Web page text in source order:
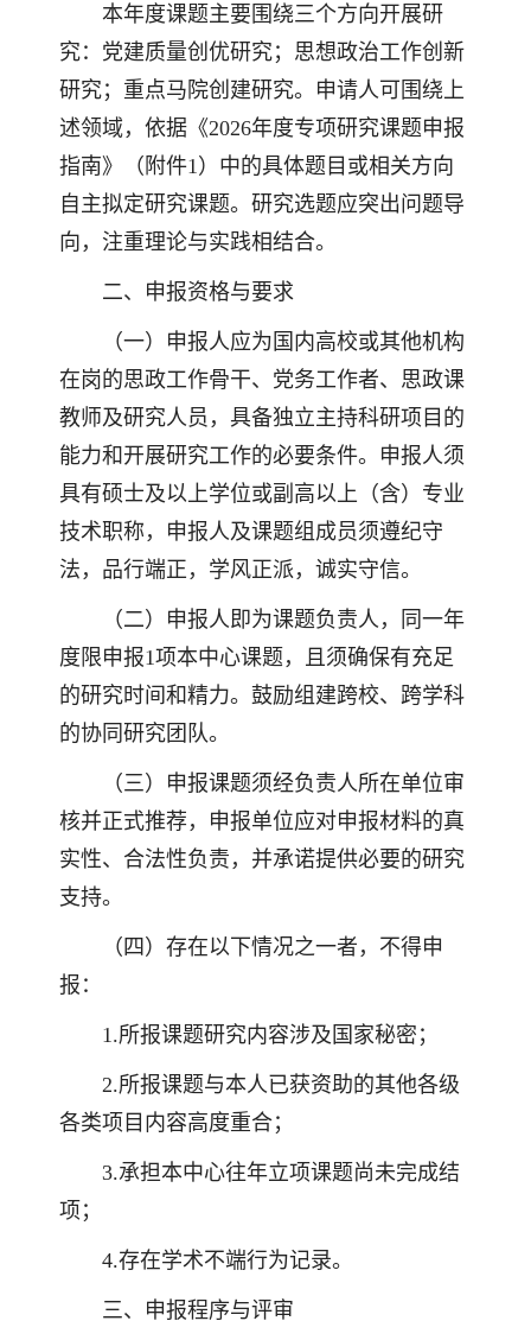
本年度课题主要围绕三个方向开展研
究：党建质量创优研究；思想政治工作创新
研究；重点马院创建研究。申请人可围绕上
述领域，依据《2026年度专项研究课题申报
指南》（附件1）中的具体题目或相关方向
自主拟定研究课题。研究选题应突出问题导
向，注重理论与实践相结合。
二、申报资格与要求
（一）申报人应为国内高校或其他机构
在岗的思政工作骨干、党务工作者、思政课
教师及研究人员，具备独立主持科研项目的
能力和开展研究工作的必要条件。申报人须
具有硕士及以上学位或副高以上（含）专业
技术职称，申报人及课题组成员须遵纪守
法，品行端正，学风正派，诚实守信。
（二）申报人即为课题负责人，同一年
度限申报1项本中心课题，且须确保有充足
的研究时间和精力。鼓励组建跨校、跨学科
的协同研究团队。
（三）申报课题须经负责人所在单位审
核并正式推荐，申报单位应对申报材料的真
实性、合法性负责，并承诺提供必要的研究
支持。
（四）存在以下情况之一者，不得申
报：
1.所报课题研究内容涉及国家秘密；
2.所报课题与本人已获资助的其他各级
各类项目内容高度重合；
3.承担本中心往年立项课题尚未完成结
项；
4.存在学术不端行为记录。
三、申报程序与评审